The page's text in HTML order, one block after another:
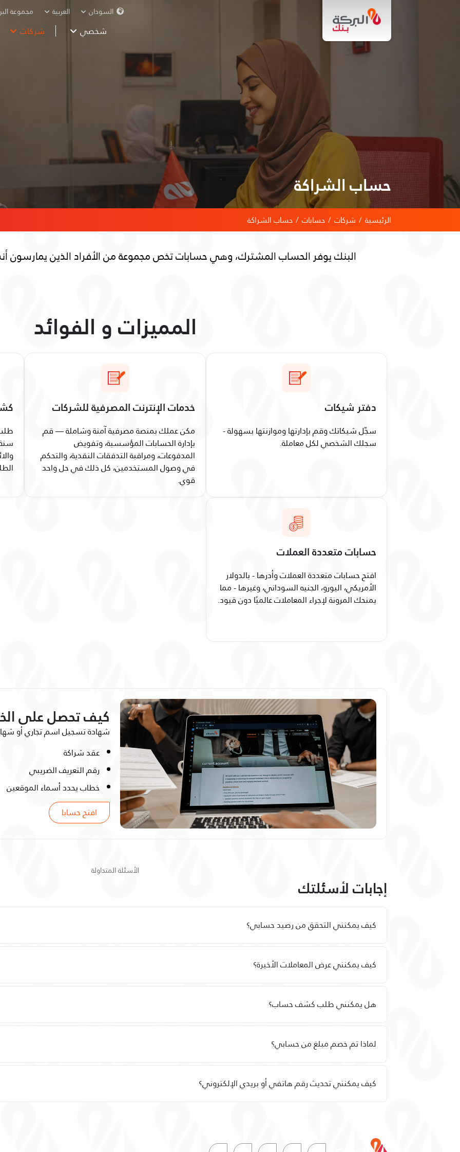
السودان العربية مجموعة
شخصي شركات
حساب الشراكة
الرئيسية / شركات / حسابات / حساب الشراكة
البنك يوفر الحساب المشترك، وهي حسابات تخص مجموعة من الأفراد الذين يمارسون
المميزات و الفوائد
دفتر شيكات
سجّل شيكاتك وقم بإدارتها وموازنتها بسهولة -
سجلك الشخصي لكل معاملة.
خدمات الإنترنت المصرفية للشركات
مكن عملك بمنصة مصرفية آمنة وشاملة — قم
بإدارة الحسابات المؤسسية، وتفويض
المدفوعات، ومراقبة التدفقات النقدية، والتحكم
في وصول المستخدمين، كل ذلك في حل واحد
قوي.
حسابات متعددة العملات
افتح حسابات متعددة العملات وأدرها - بالدولار
الأمريكي، اليورو، الجنيه السوداني، وغيرها - مما
يمنحك المرونة لإجراء المعاملات عالميًا دون قيود.
كيف تحصل على
شهادة تسجيل اسم تجاري أو
عقد شراكة
رقم التعريف الضريبي
خطاب يحدد أسماء الموقعين
افتح حسابا
الأسئلة المتداولة
إجابات لأسئلتك
كيف يمكنني التحقق من رصيد حسابي؟
كيف يمكنني عرض المعاملات الأخيرة؟
هل يمكنني طلب كشف حساب؟
لماذا تم خصم مبلغ من حسابي؟
كيف يمكنني تحديث رقم هاتفي أو بريدي الإلكتروني؟